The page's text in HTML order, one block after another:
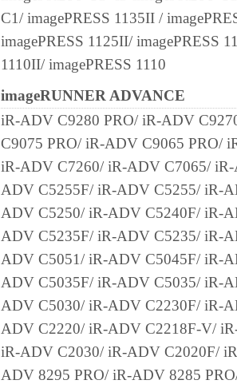
C1/ imagePRESS 1135II /
imagePRESS 1125II/ imagePRESS
1110II/ imagePRESS 1110
imageRUNNER ADVANCE
iR-ADV C9280 PRO/ iR-ADV
C9075 PRO/ iR-ADV C9065 PRO/
iR-ADV C7260/ iR-ADV C7065/
ADV C5255F/ iR-ADV C5255/ iR-
ADV C5250/ iR-ADV C5240F/ iR-
ADV C5235F/ iR-ADV C5235/ iR-
ADV C5051/ iR-ADV C5045F/ iR-
ADV C5035F/ iR-ADV C5035/ iR-
ADV C5030/ iR-ADV C2230F/ iR-
ADV C2220/ iR-ADV C2218F-V/
iR-ADV C2030/ iR-ADV C2020F/
ADV 8295 PRO/ iR-ADV 8285